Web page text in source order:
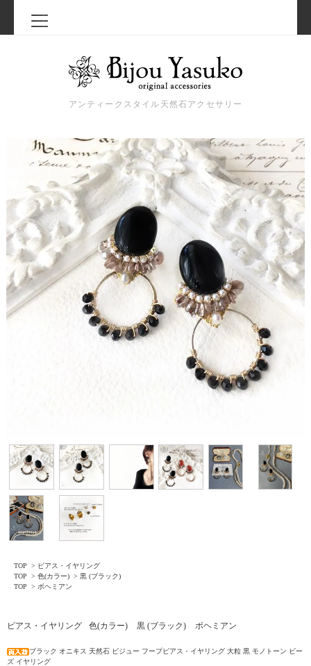
アンティークスタイル天然石アクセサリー
TOP > ピアス・イヤリング
TOP
> 色(カラー) > 黒 (ブラック)
TOP
> ボヘミアン
ピアス・イヤリング 色(カラー) 黒 (ブラック) ボヘミアン
ブラック オニキス 天然石 ビジュー フープピアス・イヤリング 大粒 黒 モノトーン ビー
ズ イヤリング